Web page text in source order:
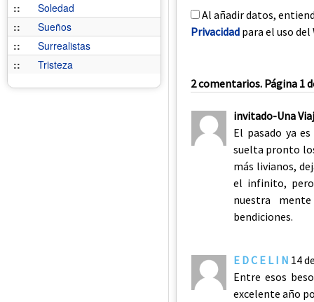
::
Soledad
::
Sueños
::
Surrealistas
::
Tristeza
Al añadir datos,
Privacidad para el uso del
2 comentarios. Página 1
invitado-Una
El pasado ya
suelta pronto
más livianos,
el infinito,
nuestra
bendiciones.
E D C E L I N 14
Entre esos
excelente año